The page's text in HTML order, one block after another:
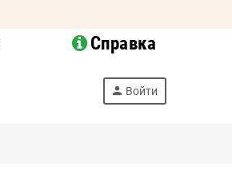
Справка
person Войти